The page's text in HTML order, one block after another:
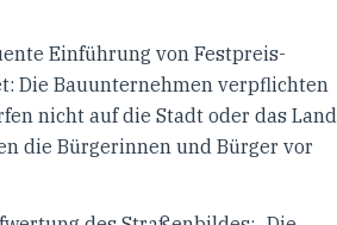
Einführung von Festpreis-
Die Bauunternehmen verpflichten
nicht auf die Stadt oder das Land
die Bürgerinnen und Bürger vor